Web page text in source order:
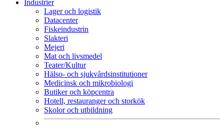
Industrier
Lager och logistik
Datacenter
Fiskeindustrin
Slakteri
Mejeri
Mat och livsmedel
Teater/Kultur
Hälso- och sjukvårdsinstitutioner
Medicinsk och mikrobiologi
Butiker och köpcentra
Hotell, restauranger och storkök
Skolor och utbildning